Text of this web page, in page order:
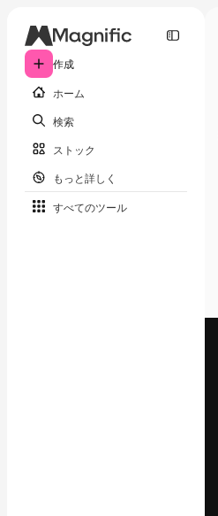
作成
ホーム
検索
ストック
もっと詳しく
すべてのツール